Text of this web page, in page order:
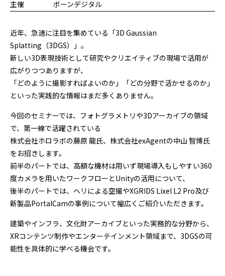
主催
ボーンデジタル
近年、急速に注目を集めている「3D Gaussian
Splatting（3DGS）」。
新しい3D表現技術として研究やクリエイティブの現場で活用が
広がりつつありますが、
「どのように撮影すればよいのか」「どの分野で活かせるのか」
といった実践的な情報はまだ多くありません。
今回のセミナーでは、フォトグラメトリや3Dアーカイブの領域
で、第一線で活躍されている
株式会社ホロラボの藤原 龍氏、株式会社exAgentの中山 智博氏
をお招きします。
前半のパートでは、高額な機材は用いず現場導入もしやすい360
度カメラを用いたワークフローとUnityの活用について、
後半のパートでは、ヘリによる空撮やXGRIDS Lixel L2 Pro及び
新製品PortalCamの事例について幅広くご紹介いただきます。
建築やインフラ、文化財アーカイブといった実務的な分野から、
XRコンテンツ制作やエンターテインメント領域まで、3DGSの可
能性を具体的に学べる機会です。